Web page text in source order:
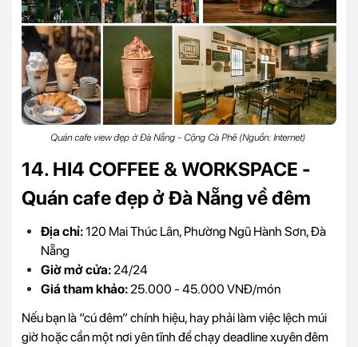
Quán cafe view đẹp ở Đà Nẵng - Cộng Cà Phê (Nguồn: Internet)
14. HI4 COFFEE & WORKSPACE -
Quán cafe đẹp ở Đà Nẵng về đêm
Địa chỉ:120 Mai Thúc Lân, Phường Ngũ Hành Sơn, Đà
Nẵng
Giờ mở cửa: 24/24
Giá tham khảo: 25.000 - 45.000 VNĐ/món
Nếu bạn là “cú đêm” chính hiệu, hay phải làm việc lệch múi
giờ hoặc cần một nơi yên tĩnh để chạy deadline xuyên đêm